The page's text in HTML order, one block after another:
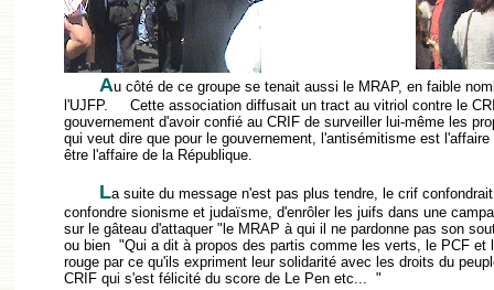
Au côté de ce groupe se tenait aussi le MRAP, en faible
l'UJFP.
Cette association diffusait un tract au vitriol contre le
gouvernement d'avoir confié au CRIF de surveiller lui-même les
qui veut dire que pour le gouvernement, l'antisémitisme est
être l'affaire de la République.
La suite du message n'est pas plus tendre, le crif
confondre sionisme et judaïsme, d'enrôler les juifs dans une
sur le gâteau d'attaquer "le MRAP à qui il ne pardonne pas son
ou bien "Qui a dit à propos des partis comme les verts, le PCF et
rouge par ce qu'ils expriment leur solidarité avec les droits du
CRIF qui s'est félicité du score de Le Pen etc... "